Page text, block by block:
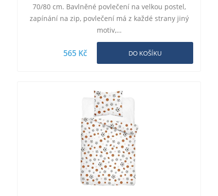
70/80 cm. Bavlněné povlečení na velkou postel,
zapínání na zip, povlečení má z každé strany jiný
motiv,…
565 Kč DO KOŠÍKU